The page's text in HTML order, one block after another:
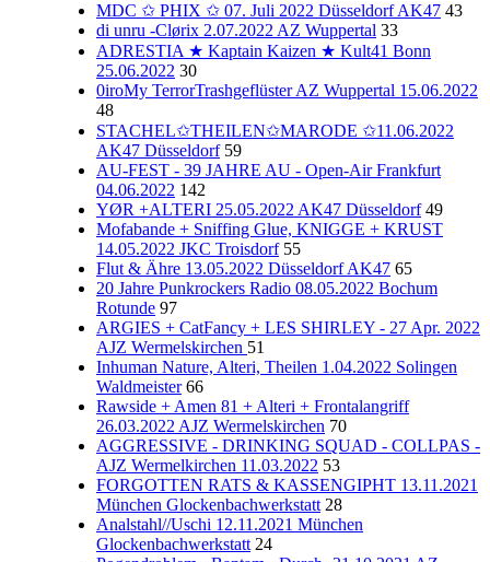
MDC ✩ PHIX ✩ 07. Juli 2022 Düsseldorf AK47 43
di unru -Clørix 2.07.2022 AZ Wuppertal 33
ADRESTIA ★ Kaptain Kaizen ★ Kult41 Bonn
25.06.2022 30
0iroMy TerrorTrashgeflüster AZ Wuppertal 15.06.2022
48
STACHEL✩THEILEN✩MARODE ✩11.06.2022
AK47 Düsseldorf 59
AU-FEST - 39 JAHRE AU - Open-Air Frankfurt
04.06.2022 142
YØR +ALTERI 25.05.2022 AK47 Düsseldorf 49
Mofabande + Sniffing Glue, KNIGGE + KRUST
14.05.2022 JKC Troisdorf 55
Flut & Ähre 13.05.2022 Düsseldorf AK47 65
20 Jahre Punkrockers Radio 08.05.2022 Bochum
Rotunde 97
ARGIES + CatFancy + LES SHIRLEY - 27 Apr. 2022
AJZ Wermelskirchen 51
Inhuman Nature, Alteri, Theilen 1.04.2022 Solingen
Waldmeister 66
Rawside + Amen 81 + Alteri + Frontalangriff
26.03.2022 AJZ Wermelskirchen 70
AGGRESSIVE - DRINKING SQUAD - COLLPAS -
AJZ Wermelkirchen 11.03.2022 53
FORGOTTEN RATS & KASSENGIPHT 13.11.2021
München Glockenbachwerkstatt 28
Analstahl//Uschi 12.11.2021 München
Glockenbachwerkstatt 24